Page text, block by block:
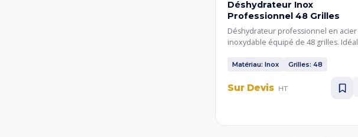
Déshydrateur Inox
Professionnel 48 Grilles
Déshydrateur professionnel en acier
inoxydable équipé de 48 grilles. Idéal
nécessitant un séchage régulier et de
aromatiques.
Matériau: Inox Grilles: 48
Sur Devis HT